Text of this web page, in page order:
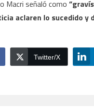
Macri señaló como
aclaren lo sucedido
Twitter/X